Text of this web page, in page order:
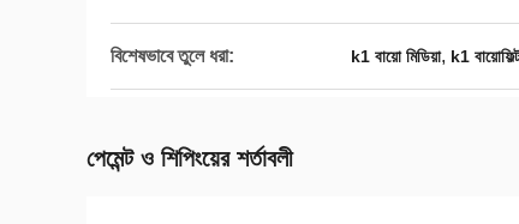
বিশেষভাবে তুলে ধরা: k1 বায়ো মিডিয়া, k1
পেমেন্ট ও শিপিংয়ের শর্তাবলী